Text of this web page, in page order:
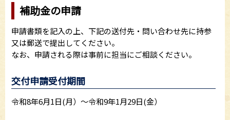
補助金の申請
申請書類を記入の上、下記の送付先・問い合わせ先に持参
又は郵送で提出してください。
なお、申請される際は事前に担当にご相談ください。
交付申請受付期間
令和8年6月1日(月）～令和9年1月29日(金）